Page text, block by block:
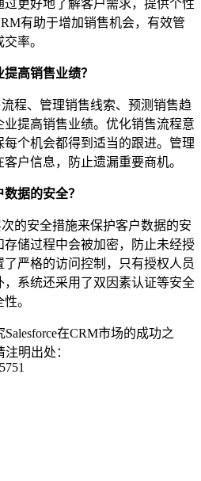
更好地了解客户需求，提供个性
有助于增加销售机会，有效管
率。
高销售业绩？
程、管理销售线索、预测销售趋
提高销售业绩。优化销售流程意
个机会都得到适当的跟进。管理
户信息，防止遗漏重要商机。
据的安全？
的安全措施来保护客户数据的安
储过程中会被加密，防止未经授
严格的访问控制，只有授权人员
系统还采用了双因素认证等安全
。
在CRM市场的成功之
明出处：